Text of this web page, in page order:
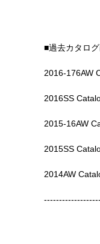
■過去カタロ
2016-176AW
2016SS
2015-16AW
2015SS
2014AW